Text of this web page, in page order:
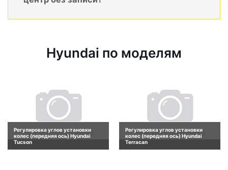
Hyundai по моделям
Регулировка углов установки
колес (передняя ось) Hyundai
Tucson
Регулировка углов установки
колес (передняя ось) Hyundai
Terracan